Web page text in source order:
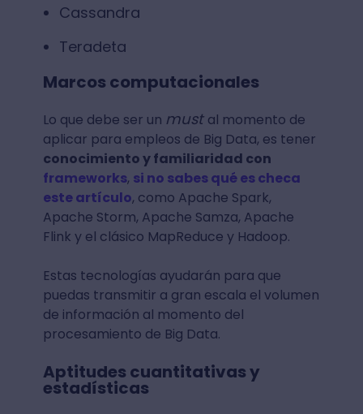
Cassandra
Teradeta
Marcos computacionales
Lo que debe ser un must al momento de
aplicar para empleos de Big Data, es tener
conocimiento y familiaridad con
frameworks, si no sabes qué es checa
este artículo, como Apache Spark,
Apache Storm, Apache Samza, Apache
Flink y el clásico MapReduce y Hadoop.
Estas tecnologías ayudarán para que
puedas transmitir a gran escala el volumen
de información al momento del
procesamiento de Big Data.
Aptitudes cuantitativas y
estadísticas